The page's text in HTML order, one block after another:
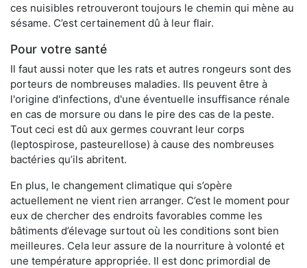
ces nuisibles retrouveront toujours le chemin qui mène au
sésame. C’est certainement dû à leur flair.
Pour votre santé
Il faut aussi noter que les rats et autres rongeurs sont des
porteurs de nombreuses maladies. Ils peuvent être à
l'origine d'infections, d'une éventuelle insuffisance rénale
en cas de morsure ou dans le pire des cas de la peste.
Tout ceci est dû aux germes couvrant leur corps
(leptospirose, pasteurellose) à cause des nombreuses
bactéries qu’ils abritent.
En plus, le changement climatique qui s’opère
actuellement ne vient rien arranger. C’est le moment pour
eux de chercher des endroits favorables comme les
bâtiments d’élevage surtout où les conditions sont bien
meilleures. Cela leur assure de la nourriture à volonté et
une température appropriée. Il est donc primordial de